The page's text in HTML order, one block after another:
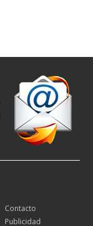
Contacto
Publicidad